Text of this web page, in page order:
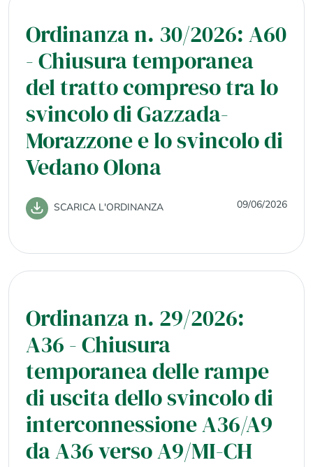
Ordinanza n. 30/2026: A60
- Chiusura temporanea
del tratto compreso tra lo
svincolo di Gazzada-
Morazzone e lo svincolo di
Vedano Olona
09/06/2026
SCARICA L'ORDINANZA
Ordinanza n. 29/2026:
A36 - Chiusura
temporanea delle rampe
di uscita dello svincolo di
interconnessione A36/A9
da A36 verso A9/MI-CH